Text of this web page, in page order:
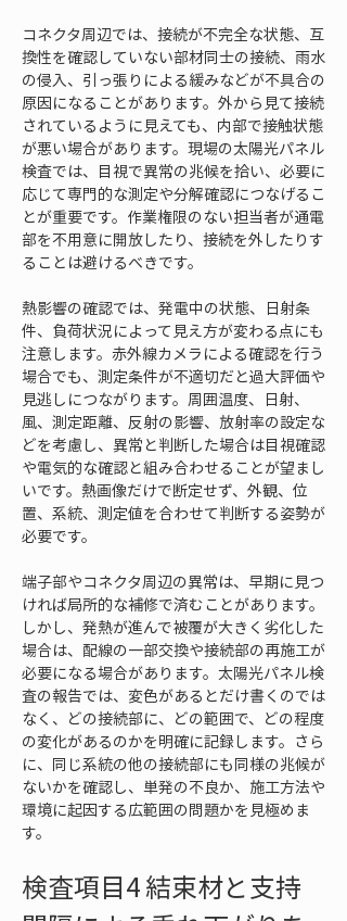
コネクタ周辺では、接続が不完全な状態、互
換性を確認していない部材同士の接続、雨水
の侵入、引っ張りによる緩みなどが不具合の
原因になることがあります。外から見て接続
されているように見えても、内部で接触状態
が悪い場合があります。現場の太陽光パネル
検査では、目視で異常の兆候を拾い、必要に
応じて専門的な測定や分解確認につなげるこ
とが重要です。作業権限のない担当者が通電
部を不用意に開放したり、接続を外したりす
ることは避けるべきです。
熱影響の確認では、発電中の状態、日射条
件、負荷状況によって見え方が変わる点にも
注意します。赤外線カメラによる確認を行う
場合でも、測定条件が不適切だと過大評価や
見逃しにつながります。周囲温度、日射、
風、測定距離、反射の影響、放射率の設定な
どを考慮し、異常と判断した場合は目視確認
や電気的な確認と組み合わせることが望まし
いです。熱画像だけで断定せず、外観、位
置、系統、測定値を合わせて判断する姿勢が
必要です。
端子部やコネクタ周辺の異常は、早期に見つ
ければ局所的な補修で済むことがあります。
しかし、発熱が進んで被覆が大きく劣化した
場合は、配線の一部交換や接続部の再施工が
必要になる場合があります。太陽光パネル検
査の報告では、変色があるとだけ書くのでは
なく、どの接続部に、どの範囲で、どの程度
の変化があるのかを明確に記録します。さら
に、同じ系統の他の接続部にも同様の兆候が
ないかを確認し、単発の不良か、施工方法や
環境に起因する広範囲の問題かを見極めま
す。
検査項目4 結束材と支持